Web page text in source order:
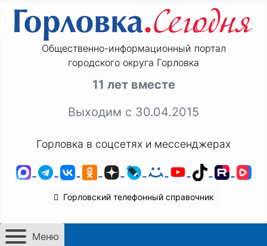
Общественно-информационный портал
городского округа Горловка
11 лет вместе
Выходим с 30.04.2015
Горловка в соцсетях и мессенджерах
MAXTelegram
ВКонтакте
Одноклассники
ДзенLiveJournal
Мой Мир
YouTube
TikTok
Горловский телефонный справочник
Меню